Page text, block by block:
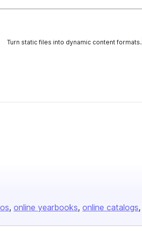
Turn static files into dynamic content formats.
online yearbooks online catalogs